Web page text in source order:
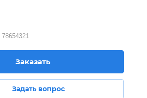
78654321
Заказать
Задать вопрос